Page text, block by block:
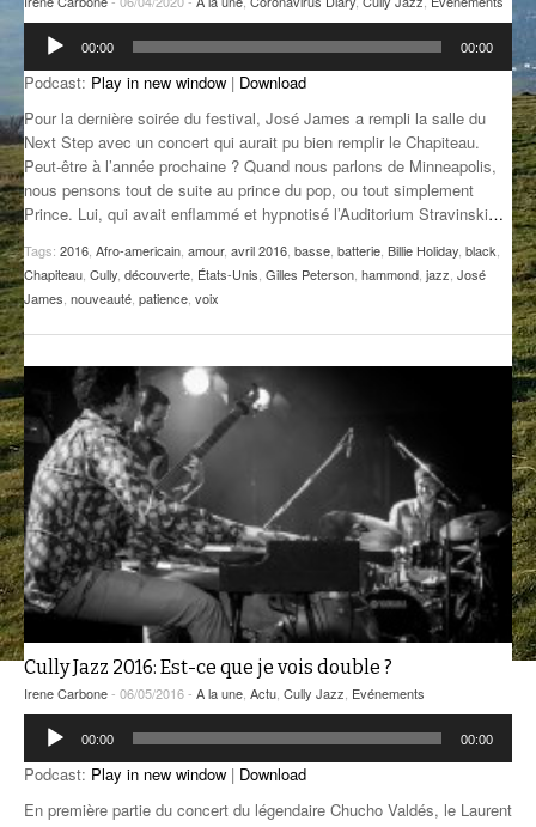
GROOVE N SUN
IL ÉTAIT UNE FOIS
L’ASTUCE DE LA PORTE EN BOIS
LA FABRIK POÉTIK
LA MINUTE LITTÉRAIRE
LA SOUTERRAINE
NOS ANCIENS
SONORIK
THEME FORCE
ZIRCONIUM
ANCIENNES ÉMISSIONS
PLUS DE MIX
Lecteur
audio
00:00 00:00
Podcast: Play in new window | Download
Pour la dernière soirée du festival, José James a rempli la salle du
Next Step avec un concert qui aurait pu bien remplir le Chapiteau.
Peut-être à l’année prochaine ? Quand nous parlons de Minneapolis,
nous pensons tout de suite au prince du pop, ou tout simplement
Prince. Lui, qui avait enflammé et hypnotisé l’Auditorium Stravinski…
Tags: 2016 Afro-americain amour, avril 2016 basse batterie Billie Holiday black
Chapiteau Cully découverte États-Unis Gilles Peterson hammond jazz José
James nouveauté patience voix
Cully Jazz 2016: Est-ce que je vois double ?
Irene Carbone- 06/05/2016 - A la une Actu Cully Jazz Evénements
Lecteur
audio
00:00 00:00
Podcast: Play in new window | Download
En première partie du concert du légendaire Chucho Valdés, le Laurent